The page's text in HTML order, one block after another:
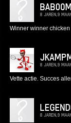
BAB00M
8 JAREN,9
Winner winner
8 JAREN,9
Vette actie. Succes
8 JAREN,9